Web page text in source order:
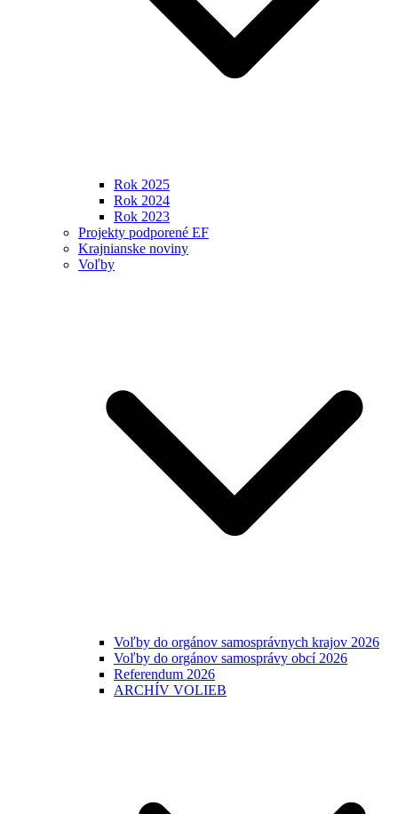
Rok 2025
Rok 2024
Rok 2023
Projekty podporené EF
Krajnianske noviny
Voľby
Voľby do orgánov samosprávnych krajov 2026
Voľby do orgánov samosprávy obcí 2026
Referendum 2026
ARCHÍV VOLIEB